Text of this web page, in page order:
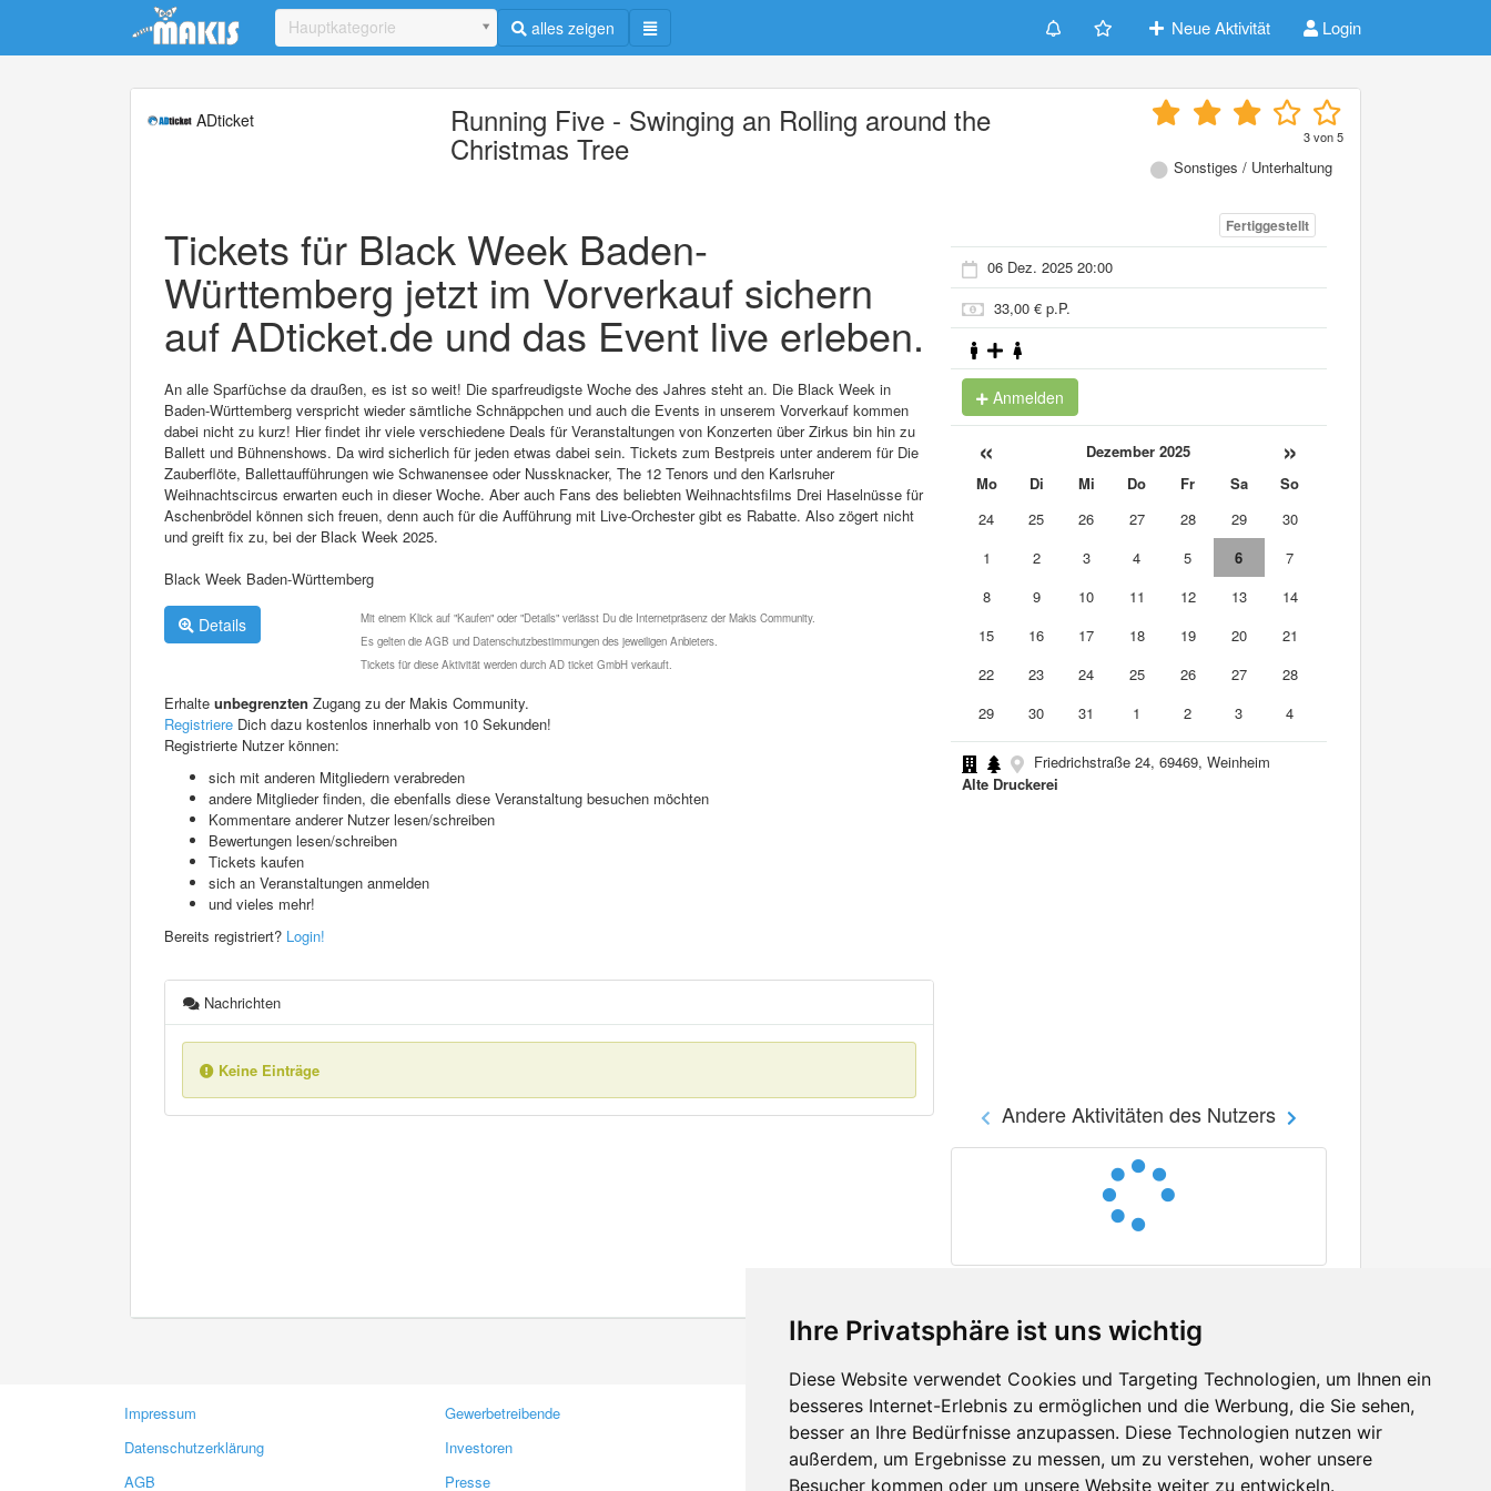
Ihre Privatsphäre ist uns wichtig
Diese Website verwendet Cookies und Targeting Technologien, um Ihnen ein
besseres Internet-Erlebnis zu ermöglichen und die Werbung, die Sie sehen,
besser an Ihre Bedürfnisse anzupassen. Diese Technologien nutzen wir
außerdem, um Ergebnisse zu messen, um zu verstehen, woher unsere
Besucher kommen oder um unsere Website weiter zu entwickeln.
Update cookies preferences
Hauptkategorie alles zeigen Neue Aktivität Login
ADticket Running Five - Swinging an Rolling around the
Christmas Tree 3von5
Sonstiges / Unterhaltung
Tickets für Black Week Baden-
Württemberg jetzt im Vorverkauf sichern
auf ADticket.de und das Event live erleben.
An alle Sparfüchse da draußen, es ist so weit! Die sparfreudigste Woche des Jahres steht an. Die Black Week in
Baden-Württemberg verspricht wieder sämtliche Schnäppchen und auch die Events in unserem Vorverkauf kommen
dabei nicht zu kurz! Hier findet ihr viele verschiedene Deals für Veranstaltungen von Konzerten über Zirkus bin hin zu
Ballett und Bühnenshows. Da wird sicherlich für jeden etwas dabei sein. Tickets zum Bestpreis unter anderem für Die
Zauberflöte, Ballettaufführungen wie Schwanensee oder Nussknacker, The 12 Tenors und den Karlsruher
Weihnachtscircus erwarten euch in dieser Woche. Aber auch Fans des beliebten Weihnachtsfilms Drei Haselnüsse für
Aschenbrödel können sich freuen, denn auch für die Aufführung mit Live-Orchester gibt es Rabatte. Also zögert nicht
und greift fix zu, bei der Black Week 2025.
Black Week Baden-Württemberg
Details
Mit einem Klick auf "Kaufen" oder "Details" verlässt Du die Internetpräsenz der Makis Community.
Es gelten die AGB und Datenschutzbestimmungen des jeweiligen Anbieters.
Tickets für diese Aktivität werden durch AD ticket GmbH verkauft.
Erhalte unbegrenzten Zugang zu der Makis Community.
Registriere Dich dazu kostenlos innerhalb von 10 Sekunden!
Registrierte Nutzer können:
sich mit anderen Mitgliedern verabreden
andere Mitglieder finden, die ebenfalls diese Veranstaltung besuchen möchten
Kommentare anderer Nutzer lesen/schreiben
Bewertungen lesen/schreiben
Tickets kaufen
sich an Veranstaltungen anmelden
und vieles mehr!
Bereits registriert? Login!
Nachrichten
Keine Einträge
Fertiggestellt
06 Dez. 2025 20:00
33,00 € p.P.
Anmelden
« Dezember 2025 »
Mo Di Mi Do Fr Sa
So
24
25 26 27 28 29
30
1
2 3 4 5 6
7
8
9 10 11 12 13
14
15
16 17 18 19 20
21
22
23 24 25 26 27
28
29
30 31 1 2 3 4
Friedrichstraße 24, 69469, Weinheim
Alte Druckerei
Andere Aktivitäten des Nutzers
Impressum
Datenschutzerklärung
AGB
Gewerbetreibende
Investoren
Presse
Kontakt
Feedback
Fehler melden
Facebook
Twitter
YouTube